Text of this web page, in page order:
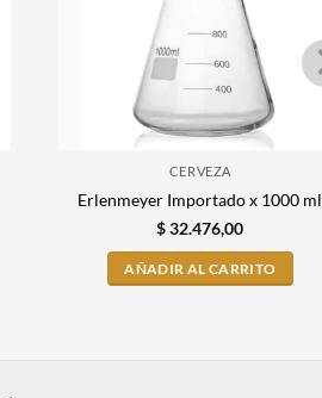
CERVEZA
Erlenmeyer Importado x 1000 ml
$32.476,00
AÑADIR AL CARRITO